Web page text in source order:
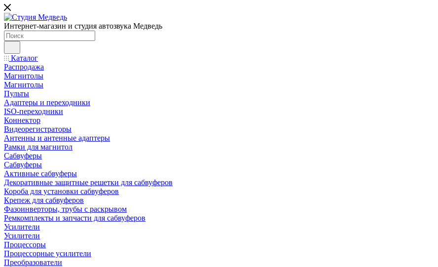
Интернет-магазин и студия автозвука Медведь
Каталог
Распродажа
Магнитолы
Магнитолы
Пульты
Адаптеры и переходники
ISO-переходники
Коннектор
Видеорегистраторы
Антенны и антенные адаптеры
Рамки для магнитол
Сабвуферы
Сабвуферы
Активные сабвуферы
Декоративные защитные решетки для сабвуферов
Короба для установки сабвуферов
Крепеж для сабвуферов
Фазоинверторы, трубы с раскрывом
Ремкомплекты и запчасти для сабвуферов
Усилители
Усилители
Процессоры
Процессорные усилители
Преобразователи